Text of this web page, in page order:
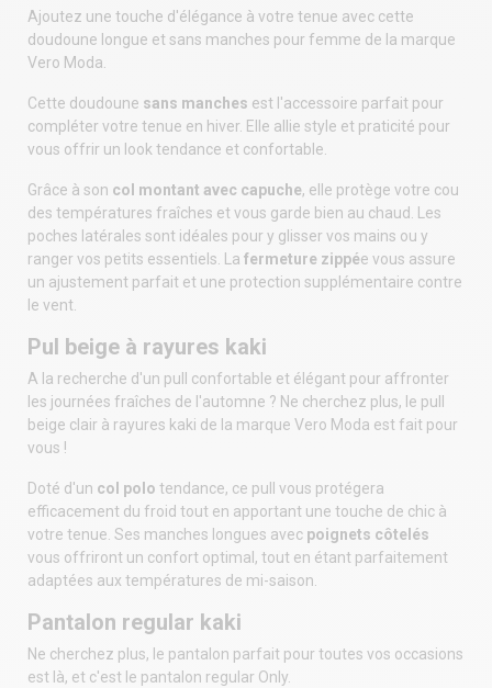
Ajoutez une touche d'élégance à votre tenue avec cette
doudoune longue et sans manches pour femme de la marque
Vero Moda.
Cette doudoune sans manches est l'accessoire parfait pour
compléter votre tenue en hiver. Elle allie style et praticité pour
vous offrir un look tendance et confortable.
Grâce à son col montant avec capuche, elle protège votre cou
des températures fraîches et vous garde bien au chaud. Les
poches latérales sont idéales pour y glisser vos mains ou y
ranger vos petits essentiels. La fermeture zippée vous assure
un ajustement parfait et une protection supplémentaire contre
le vent.
Pul beige à rayures kaki
A la recherche d'un pull confortable et élégant pour affronter
les journées fraîches de l'automne ? Ne cherchez plus, le pull
beige clair à rayures kaki de la marque Vero Moda est fait pour
vous !
Doté d'un col polo tendance, ce pull vous protégera
efficacement du froid tout en apportant une touche de chic à
votre tenue. Ses manches longues avec poignets côtelés
vous offriront un confort optimal, tout en étant parfaitement
adaptées aux températures de mi-saison.
Pantalon regular kaki
Ne cherchez plus, le pantalon parfait pour toutes vos occasions
est là, et c'est le pantalon regular Only.